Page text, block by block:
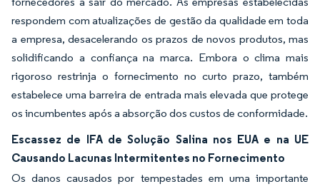
respondem com atualizações de gestão da qualidade em toda
a empresa, desacelerando os prazos de novos produtos, mas
solidificando a confiança na marca. Embora o clima mais
rigoroso restrinja o fornecimento no curto prazo, também
estabelece uma barreira de entrada mais elevada que protege
os incumbentes após a absorção dos custos de conformidade.
Escassez de IFA de Solução Salina nos EUA e na UE
Causando Lacunas Intermitentes no Fornecimento
Os danos causados por tempestades em uma importante